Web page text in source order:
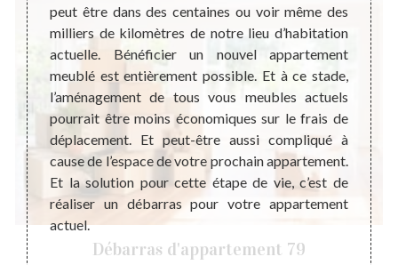
Débarras d'appartement 79
fait
de
vous
bon
un
qui
peut être dans des centaines ou voir même des
milliers de kilomètres de notre lieu d’habitation
actuelle. Bénéficier un nouvel appartement
meublé est entièrement possible. Et à ce stade,
l’aménagement de tous vous meubles actuels
pourrait être moins économiques sur le frais de
déplacement. Et peut-être aussi compliqué à
cause de l’espace de votre prochain appartement.
Et la solution pour cette étape de vie, c’est de
réaliser un débarras pour votre appartement
actuel.
peut
de
de
faire